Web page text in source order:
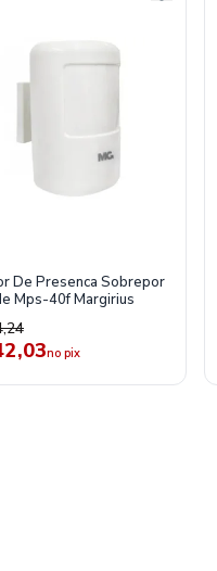
De Presenca Sobrepor
Mps-40f Margirius
no pix